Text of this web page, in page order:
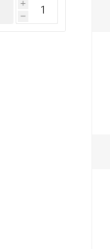
i
h